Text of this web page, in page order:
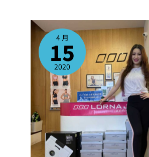
4 月
15
2020